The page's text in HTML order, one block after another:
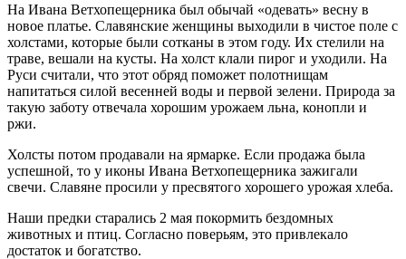
На Ивана Ветхопещерника был обычай «одевать» весну в
новое платье. Славянские женщины выходили в чистое поле с
холстами, которые были сотканы в этом году. Их стелили на
траве, вешали на кусты. На холст клали пирог и уходили. На
Руси считали, что этот обряд поможет полотнищам
напитаться силой весенней воды и первой зелени. Природа за
такую заботу отвечала хорошим урожаем льна, конопли и
ржи.
Холсты потом продавали на ярмарке. Если продажа была
успешной, то у иконы Ивана Ветхопещерника зажигали
свечи. Славяне просили у пресвятого хорошего урожая хлеба.
Наши предки старались 2 мая покормить бездомных
животных и птиц. Согласно поверьям, это привлекало
достаток и богатство.